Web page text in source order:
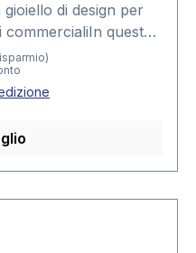
di design per
commercialiIn questo
ha creato un
le mensole sono
senza
“Top View” è
in nero o
Il montaggio non